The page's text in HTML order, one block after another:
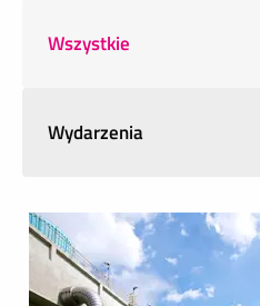
Wszystkie
Wydarzenia